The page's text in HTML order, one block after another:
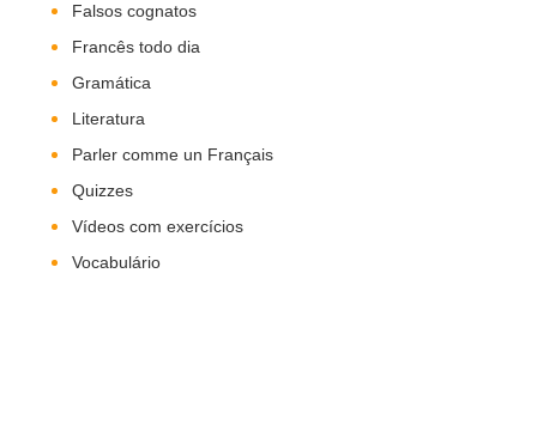
Falsos cognatos
Francês todo dia
Gramática
Literatura
Parler comme un Français
Quizzes
Vídeos com exercícios
Vocabulário